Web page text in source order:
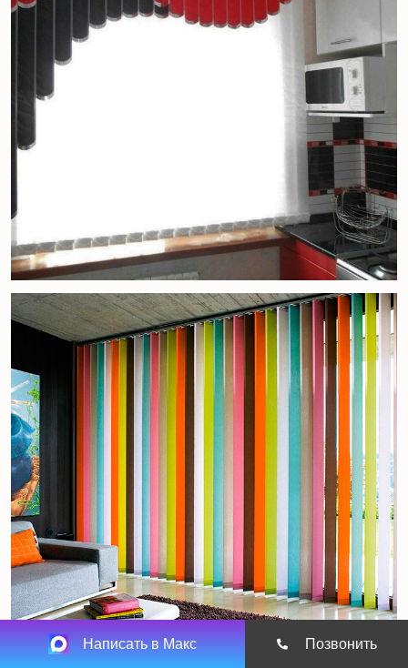
Написать в Макс Позвонить